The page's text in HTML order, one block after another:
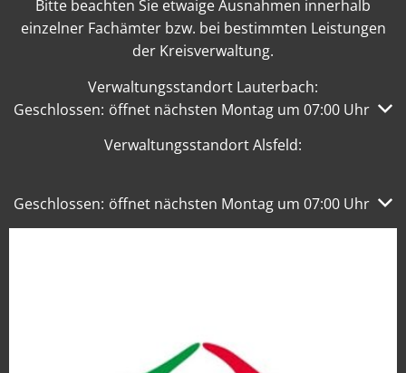
Bitte beachten Sie etwaige Ausnahmen innerhalb
einzelner Fachämter bzw. bei bestimmten Leistungen
der Kreisverwaltung.
Verwaltungsstandort Lauterbach:
Klicken, um weitere Öffnungs- oder Schließzeiten
Geschlossen: öffnet nächsten Montag um 07:00 Uhr
Verwaltungsstandort Alsfeld:
Klicken, um weitere Öffnungs- oder Schließzeiten
Geschlossen: öffnet nächsten Montag um 07:00 Uhr